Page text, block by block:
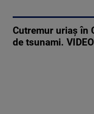
Cutremur uriaș în
de tsunami. VIDEO